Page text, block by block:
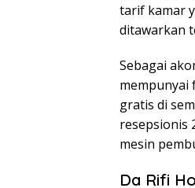
tarif kamar
ditawarkan
Sebagai
mempunyai
gratis di
resepsionis
mesin
Da Rifi